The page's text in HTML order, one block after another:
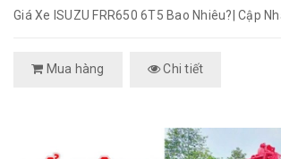
Giá Xe ISUZU FRR650 6T5 Bao Nhiêu?| Cập
Mua hàng Chi tiết